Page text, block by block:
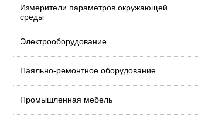
Измерители параметров окружающей
среды
Электрооборудование
Паяльно-ремонтное оборудование
Промышленная мебель